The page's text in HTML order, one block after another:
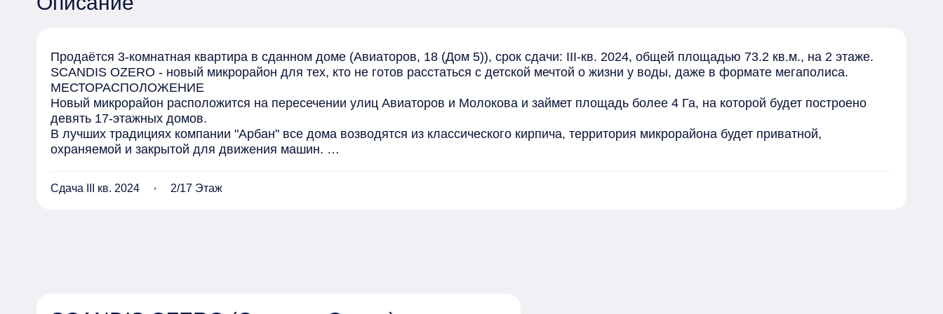
Продаётся 3-комнатная квартира в сданном доме (Авиаторов, 18 (Дом 5)), срок сдачи: III-кв. 2024, общей площадью 73.2 кв.м., на 2 этаже.
SCANDIS OZERO - новый микрорайон для тех, кто не готов расстаться с детской мечтой о жизни у воды, даже в формате мегаполиса.
МЕСТОРАСПОЛОЖЕНИЕ
Новый микрорайон расположится на пересечении улиц Авиаторов и Молокова и займет площадь более 4 Га, на которой будет построено
девять 17-этажных домов.
В лучших традициях компании "Арбан" все дома возводятся из классического кирпича, территория микрорайона будет приватной,
охраняемой и закрытой для движения машин.
КАК ПОЯВИЛОСЬ ОЗЕРО
О рождении проекта SCANDIS OZERO
Сдача III кв. 2024 2/17 Этаж